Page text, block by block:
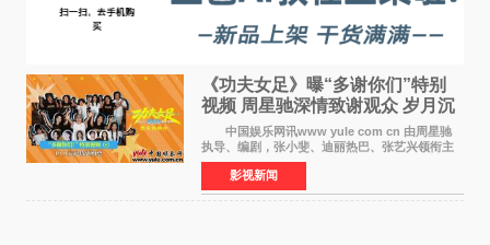
《功夫女足》曝“多谢你们”特别
视频 周星驰深情致谢观众 岁月沉
淀不灭初心
中国娱乐网讯www yule com cn 由周星驰
执导、编剧，张小斐、迪丽热巴、张艺兴领衔主
演，刘嘉玲、佐藤健特别出演，艾米、雪野、蔡
思贝、胡予安、倪好特别介绍的喜剧电影《功夫
女足》释出多谢你
影视新闻